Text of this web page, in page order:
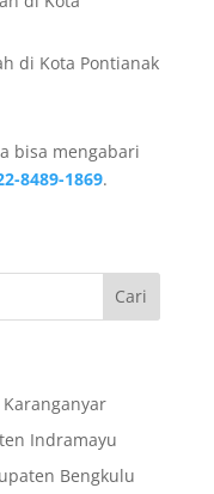
di Kota Pontianak
bisa mengabari
8489-1869.
Indramayu
Bengkulu